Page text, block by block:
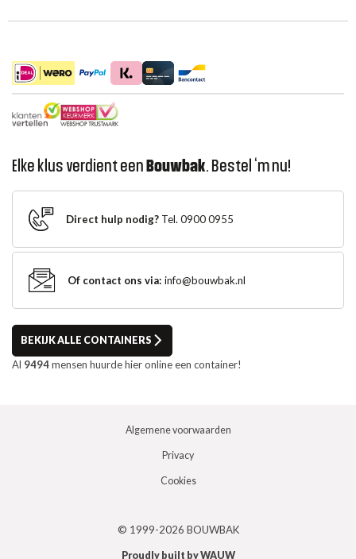
Elke klus verdient een Bouwbak. Bestel ‘m nu!
Direct hulp nodig? Tel. 0900 0955
Of contact ons via: info@bouwbak.nl
BEKIJK ALLE CONTAINERS
Al 9494mensen huurde hier online een container!
Algemene voorwaarden
Privacy
Cookies
© 1999-2026 BOUWBAK
Proudly built by WAUW